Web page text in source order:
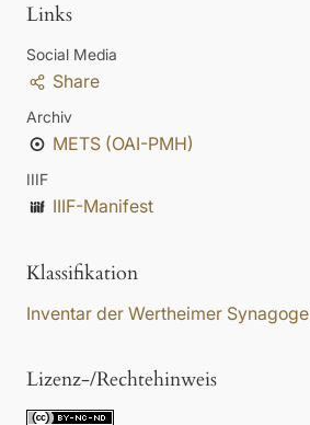
Links
Social Media
Share
Archiv
METS (OAI-PMH)
IIIF
IIIF-Manifest
Klassifikation
Inventar der Wertheimer Synagoge
Lizenz-/Rechtehinweis